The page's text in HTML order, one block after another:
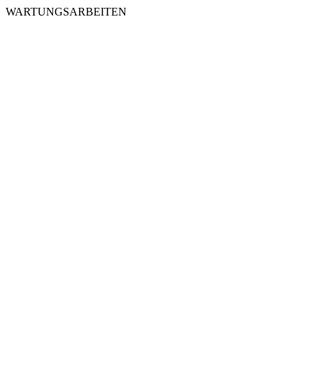
WARTUNGSARBEITEN